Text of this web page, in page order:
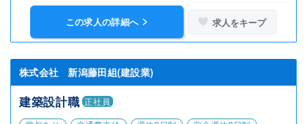
この求人の詳細へ 求人をキープ
株式会社 新潟藤田組(建設業)
建築設計職 正社員